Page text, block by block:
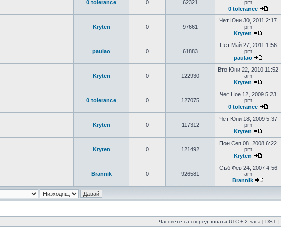
0 tolerance 0 62321
pm
0 tolerance
Kryten 0 97661
Чет Юни 30, 2011 2:17
pm
Kryten
paulao 0 61883
Пет Май 27, 2011 1:56
pm
paulao
Kryten 0 122930
Вто Юни 22, 2010 11:52
am
Kryten
0 tolerance 0 127075
Чет Ное 12, 2009 5:23
pm
0 tolerance
Kryten 0 117312
Чет Юни 18, 2009 5:37
pm
Kryten
Kryten 0 121492
Пон Сеп 08, 2008 6:22
pm
Kryten
Brannik 0 926581
Съб Фев 24, 2007 4:56
am
Brannik
Часовете са според зоната UTC + 2 часа [ DST ]